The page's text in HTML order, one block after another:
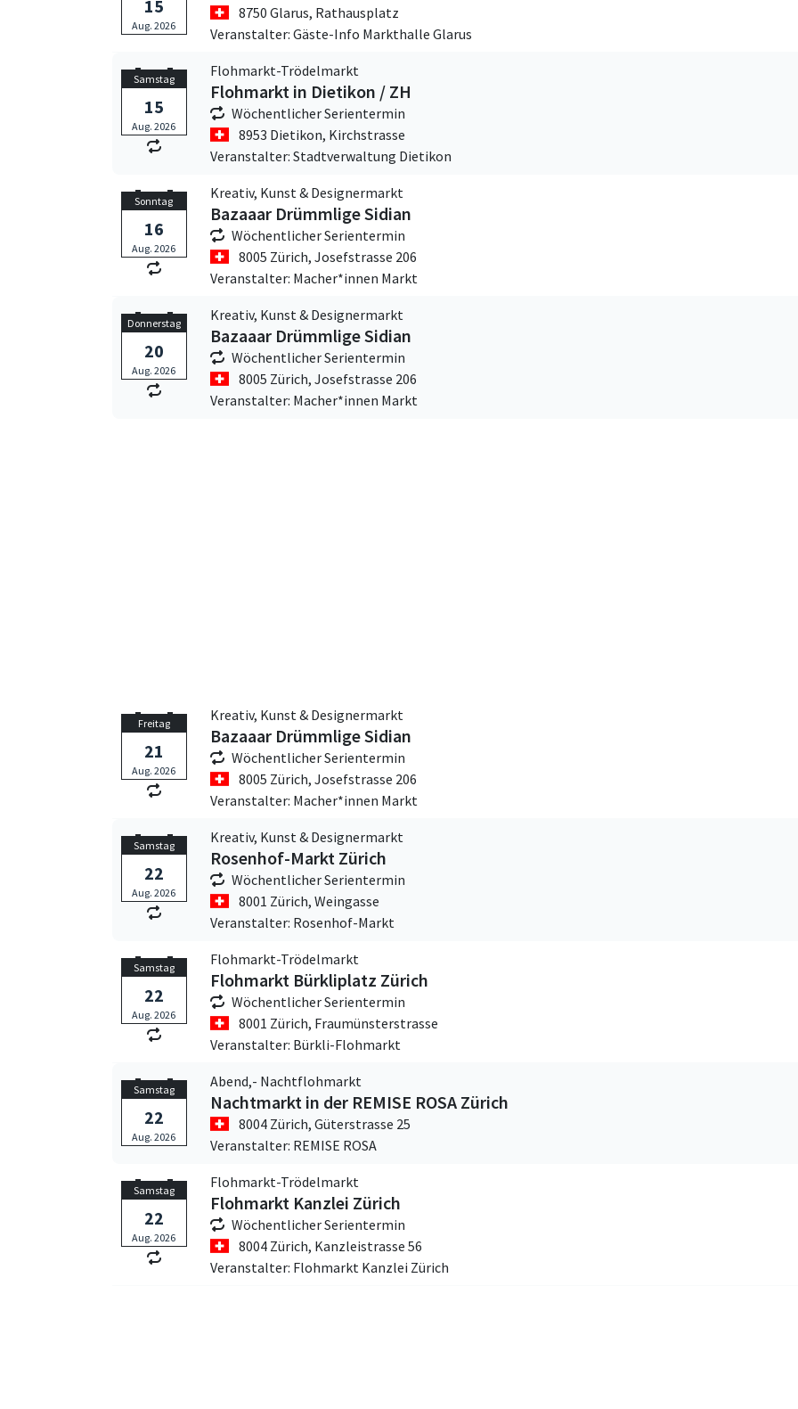
15
Aug. 2026
8750 Glarus, Rathausplatz
Veranstalter: Gäste-Info Markthalle Glarus
Samstag
15
Aug. 2026
Flohmarkt-Trödelmarkt
Flohmarkt in Dietikon / ZH
Wöchentlicher Serientermin
8953 Dietikon, Kirchstrasse
Veranstalter: Stadtverwaltung Dietikon
Sonntag
16
Aug. 2026
Kreativ, Kunst & Designermarkt
Bazaaar Drümmlige Sidian
Wöchentlicher Serientermin
8005 Zürich, Josefstrasse 206
Veranstalter: Macher*innen Markt
Donnerstag
20
Aug. 2026
Kreativ, Kunst & Designermarkt
Bazaaar Drümmlige Sidian
Wöchentlicher Serientermin
8005 Zürich, Josefstrasse 206
Veranstalter: Macher*innen Markt
Freitag
21
Aug. 2026
Kreativ, Kunst & Designermarkt
Bazaaar Drümmlige Sidian
Wöchentlicher Serientermin
8005 Zürich, Josefstrasse 206
Veranstalter: Macher*innen Markt
Samstag
22
Aug. 2026
Kreativ, Kunst & Designermarkt
Rosenhof-Markt Zürich
Wöchentlicher Serientermin
8001 Zürich, Weingasse
Veranstalter: Rosenhof-Markt
Samstag
22
Aug. 2026
Flohmarkt-Trödelmarkt
Flohmarkt Bürkliplatz Zürich
Wöchentlicher Serientermin
8001 Zürich, Fraumünsterstrasse
Veranstalter: Bürkli-Flohmarkt
Samstag
22
Aug. 2026
Abend,- Nachtflohmarkt
Nachtmarkt in der REMISE ROSA Zürich
8004 Zürich, Güterstrasse 25
Veranstalter: REMISE ROSA
Samstag
22
Aug. 2026
Flohmarkt-Trödelmarkt
Flohmarkt Kanzlei Zürich
Wöchentlicher Serientermin
8004 Zürich, Kanzleistrasse 56
Veranstalter: Flohmarkt Kanzlei Zürich